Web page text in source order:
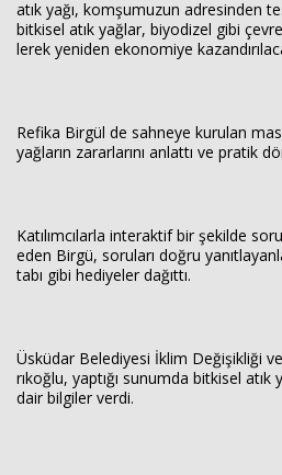
atık yağı, kom­şu­mu­zun ad­re­sin­den
bit­ki­sel atık yağ­lar, bi­yo­di­zel gibi
le­rek ye­ni­den eko­no­mi­ye
Re­fi­ka Bir­gül de sah­ne­ye ku­ru­lan
yağ­la­rın za­rar­la­rı­nı an­lat­tı ve pra­tik
Ka­tı­lım­cı­lar­la in­te­rak­tif bir şe­kil­de
eden Birgü, so­ru­la­rı doğru
ta­bı gibi he­di­ye­ler da­ğıt­tı.
Üs­kü­dar Be­le­di­ye­si İklim De­ği­şik­li­ği ve
rı­koğ­lu, yap­tı­ğı su­num­da bit­ki­sel atık
dair bil­gi­ler verdi.